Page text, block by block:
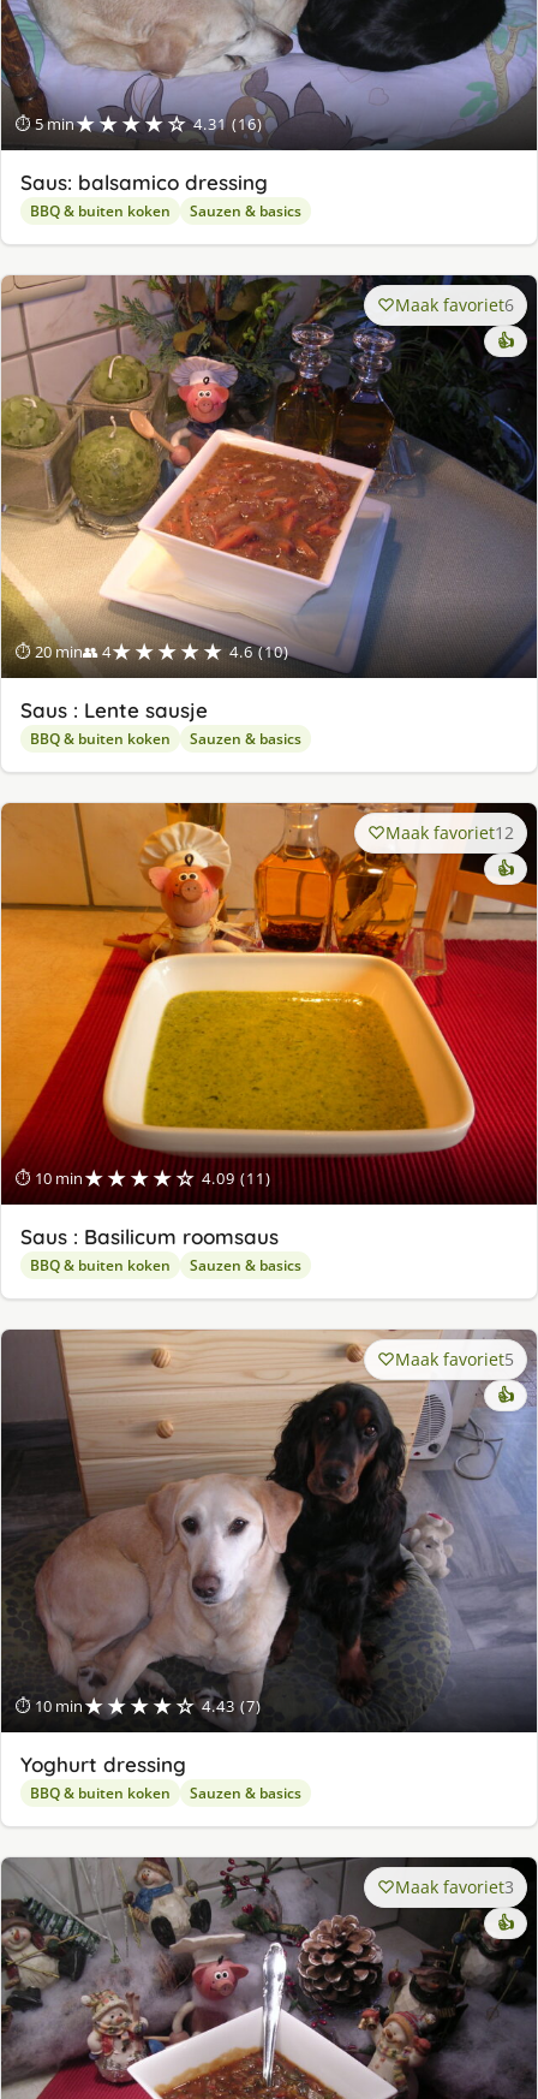
⏱ 5 min★★★★☆ 4.31 (16)
Saus: balsamico dressing
BBQ & buiten koken Sauzen & basics
⏱ 20 min👥 4★★★★★ 4.6 (10)
Maak favoriet6
👍
Saus : Lente sausje
BBQ & buiten koken Sauzen & basics
⏱ 10 min★★★★☆ 4.09 (11)
Maak favoriet12
👍
Saus : Basilicum roomsaus
BBQ & buiten koken Sauzen & basics
⏱ 10 min★★★★☆ 4.43 (7)
Maak favoriet5
👍
Yoghurt dressing
BBQ & buiten koken Sauzen & basics
Maak favoriet3
👍